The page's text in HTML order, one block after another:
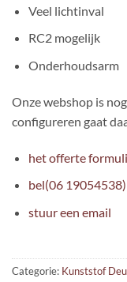
Veel lichtinval
RC2 mogelijk
Onderhoudsarm
Onze webshop is
configureren gaat
het offerte
bel(06 19054538)
stuur een email
Categorie: Kunststof